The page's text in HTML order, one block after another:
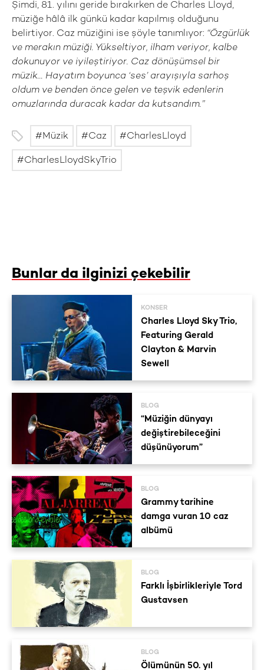
Şimdi, 81. yılını geride bırakırken de Charles Lloyd,
müziğe hâlâ ilk günkü kadar kapılmış olduğunu
belirtiyor. Caz müziğini ise şöyle tanımlıyor: “Özgürlük
ve merakın müziği. Yükseltiyor, ilham veriyor, kalbe
dokunuyor ve iyileştiriyor. Caz dönüşümsel bir
müzik… Hayatım boyunca ‘ses’ arayışıyla sarhoş
oldum ve benden önce gelen ve teşvik edenlerin
omuzlarında duracak kadar da kutsandım.”
Müzik Caz CharlesLloyd
CharlesLloydSkyTrio
Bunlar da ilginizi çekebilir
KONSER
Charles Lloyd Sky Trio,
Featuring Gerald
Clayton & Marvin
Sewell
BLOG
“Müziğin dünyayı
değiştirebileceğini
düşünüyorum”
BLOG
Grammy tarihine
damga vuran 10 caz
albümü
BLOG
Farklı İşbirlikleriyle Tord
Gustavsen
BLOG
Ölümünün 50. yıl